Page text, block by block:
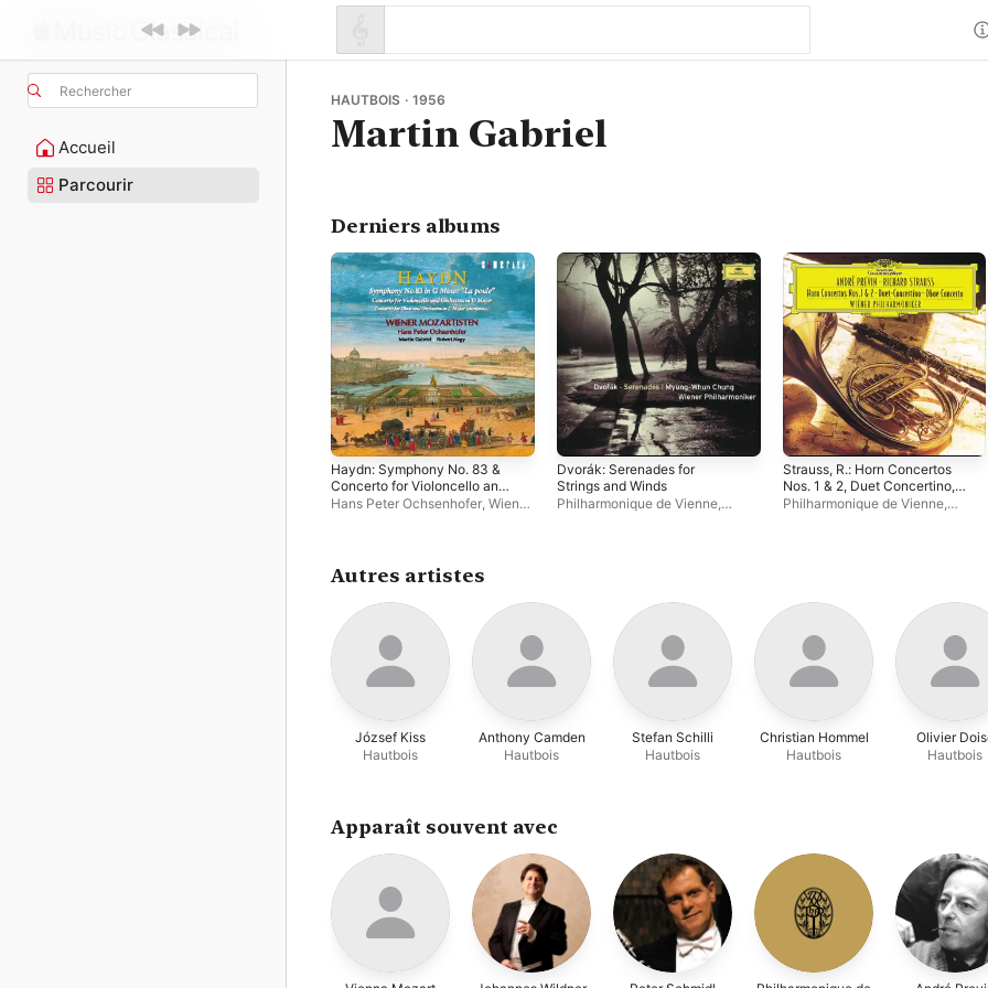
Rechercher
Accueil
Parcourir
HAUTBOIS · 1956
Martin Gabriel
Derniers albums
Haydn: Symphony No. 83 &
Concerto for Violoncello and
Orchestra
Hans Peter Ochsenhofer Wiener
Dvorák: Serenades for
Strings and Winds
Philharmonique de Vienne,
Strauss, R.: Horn Concertos
Nos. 1 & 2, Duet Concertino,
Oboe Concerto
Philharmonique de Vienne,
Autres artistes
József Kiss
Hautbois
Anthony Camden
Hautbois
Stefan Schilli
Hautbois
Christian Hommel
Hautbois
Olivier
Hautbois
Apparaît souvent avec